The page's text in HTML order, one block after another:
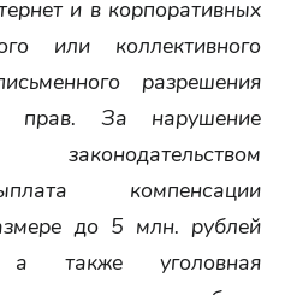
и в корпоративных
или коллективного
разрешения
прав. За нарушение
компенсации
до 5 млн. рублей
уголовная